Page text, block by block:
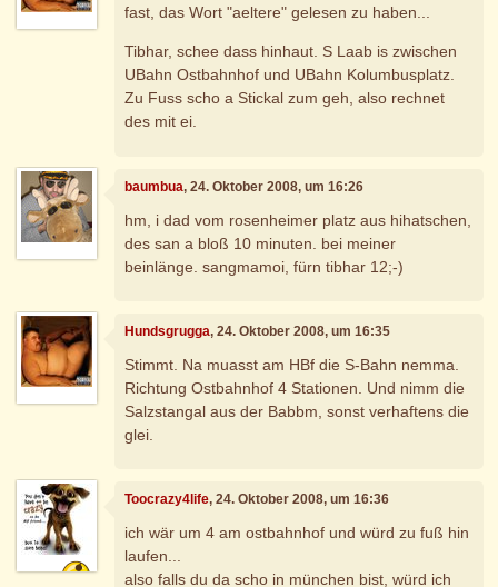
fast, das Wort "aeltere" gelesen zu haben...
Tibhar, schee dass hinhaut. S Laab is zwischen
UBahn Ostbahnhof und UBahn Kolumbusplatz.
Zu Fuss scho a Stickal zum geh, also rechnet
des mit ei.
baumbua, 24. Oktober 2008, um 16:26
hm, i dad vom rosenheimer platz aus hihatschen,
des san a bloß 10 minuten. bei meiner
beinlänge. sangmamoi, fürn tibhar 12;-)
Hundsgrugga, 24. Oktober 2008, um 16:35
Stimmt. Na muasst am HBf die S-Bahn nemma.
Richtung Ostbahnhof 4 Stationen. Und nimm die
Salzstangal aus der Babbm, sonst verhaftens die
glei.
Toocrazy4life, 24. Oktober 2008, um 16:36
ich wär um 4 am ostbahnhof und würd zu fuß hin
laufen...
also falls du da scho in münchen bist, würd ich